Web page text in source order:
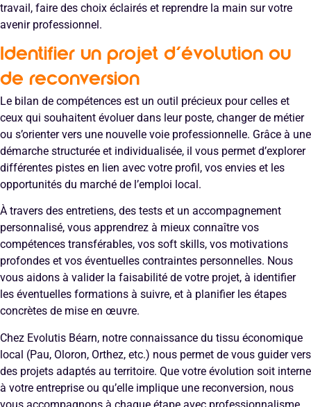
travail, faire des choix éclairés et reprendre la main sur votre
avenir professionnel.
Identifier un projet d’évolution ou
de reconversion
Le bilan de compétences est un outil précieux pour celles et
ceux qui souhaitent évoluer dans leur poste, changer de métier
ou s’orienter vers une nouvelle voie professionnelle. Grâce à une
démarche structurée et individualisée, il vous permet d’explorer
différentes pistes en lien avec votre profil, vos envies et les
opportunités du marché de l’emploi local.
À travers des entretiens, des tests et un accompagnement
personnalisé, vous apprendrez à mieux connaître vos
compétences transférables, vos soft skills, vos motivations
profondes et vos éventuelles contraintes personnelles. Nous
vous aidons à valider la faisabilité de votre projet, à identifier
les éventuelles formations à suivre, et à planifier les étapes
concrètes de mise en œuvre.
Chez Evolutis Béarn, notre connaissance du tissu économique
local (Pau, Oloron, Orthez, etc.) nous permet de vous guider vers
des projets adaptés au territoire. Que votre évolution soit interne
à votre entreprise ou qu’elle implique une reconversion, nous